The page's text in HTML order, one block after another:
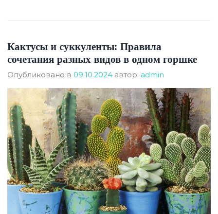
Кактусы и суккуленты: Правила
сочетания разных видов в одном горшке
Опубликовано в 09.10.2024 автор: admin